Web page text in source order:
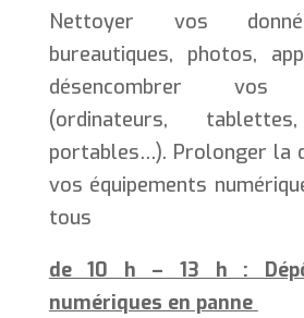
Nettoyer vos
bureautiques, photos,
désencombrer vos
(ordinateurs,
portables…). Prolonger la
vos équipements
tous
de 10 h – 13 h :
numériques en panne